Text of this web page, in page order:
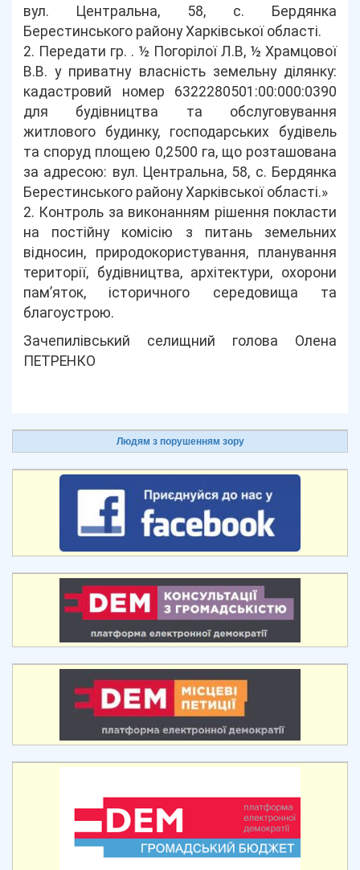
вул. Центральна, 58, с. Бердянка
Берестинського району Харківської області.
2. Передати гр. . ½ Погорілої Л.В, ½ Храмцової
В.В. у приватну власність земельну ділянку:
кадастровий номер 6322280501:00:000:0390
для будівництва та обслуговування
житлового будинку, господарських будівель
та споруд площею 0,2500 га, що розташована
за адресою: вул. Центральна, 58, с. Бердянка
Берестинського району Харківської області.»
2. Контроль за виконанням рішення покласти
на постійну комісію з питань земельних
відносин, природокористування, планування
території, будівництва, архітектури, охорони
пам’яток, історичного середовища та
благоустрою.
Зачепилівський селищний голова Олена
ПЕТРЕНКО
Людям з порушенням зору